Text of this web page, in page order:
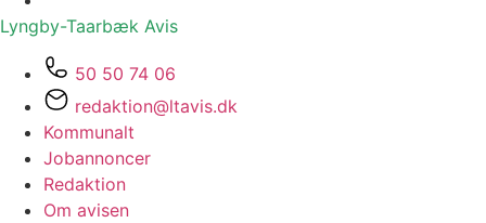
Lyngby-Taarbæk Avis
50 50 74 06
redaktion@ltavis.dk
Kommunalt
Jobannoncer
Redaktion
Om avisen